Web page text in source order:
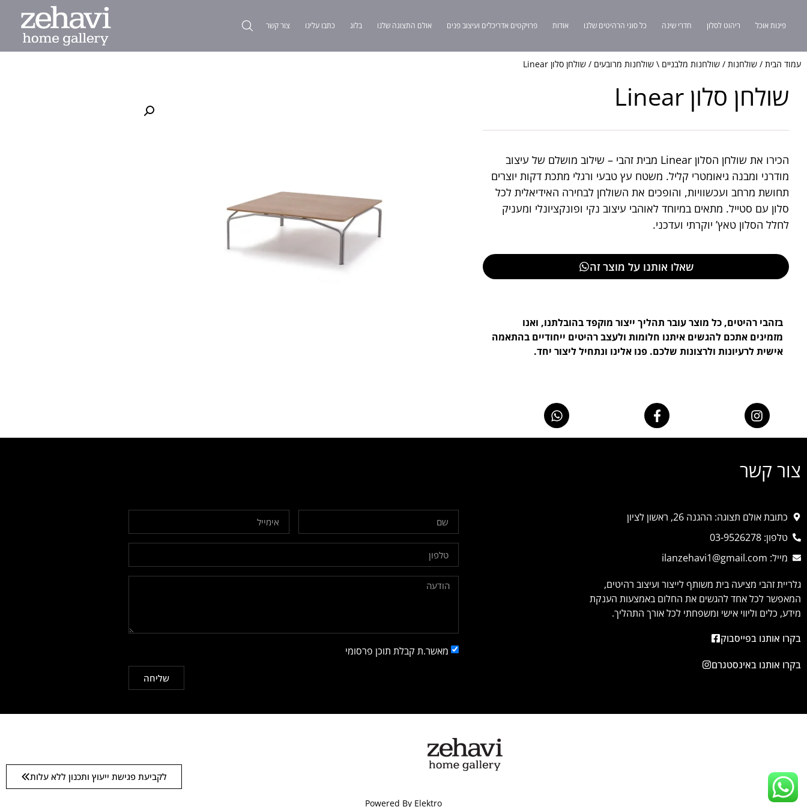
פינות אוכל ריהוט לסלון חדרי שינה כל סוגי הרהיטים שלנו אודות פרויקטים אדריכלים ועיצוב פנים אולם התצוגה שלנו בלוג כתבו עלינו צור קשר
עמוד הבית / שולחנות / שולחנות מלבניים \ שולחנות מרובעים / שולחן סלון Linear
שולחן סלון Linear
הכירו את שולחן הסלון Linear מבית זהבי – שילוב מושלם של עיצוב
מודרני ומבנה גיאומטרי קליל. משטח עץ טבעי ורגלי מתכת דקות יוצרים
תחושת מרחב ועכשוויות, והופכים את השולחן לבחירה האידיאלית לכל
סלון עם סטייל. מתאים במיוחד לאוהבי עיצוב נקי ופונקציונלי ומעניק
לחלל הסלון טאץ’ יוקרתי ועדכני.
שאלו אותנו על מוצר זה
בזהבי רהיטים, כל מוצר עובר תהליך ייצור מוקפד בהובלתנו, ואנו
מזמינים אתכם להגשים איתנו חלומות ולעצב רהיטים ייחודיים בהתאמה
אישית לרעיונות ולרצונות שלכם. פנו אלינו ונתחיל ליצור יחד.
צור קשר
כתובת אולם תצוגה: ההגנה 26, ראשון לציון
טלפון: 03-9526278
מייל: ilanzehavi1@gmail.com
גלריית זהבי מציעה בית משותף לייצור ועיצוב רהיטים,
המאפשר לכל אחד להגשים את החלום באמצעות הענקת
מידע, כלים וליווי אישי ומשפחתי לכל אורך התהליך.
בקרו אותנו בפייסבוק
בקרו אותנו באינסטגרם
מאשר.ת קבלת תוכן פרסומי
שליחה
לקביעת פגישת ייעוץ ותכנון ללא עלות
Powered By Elektro